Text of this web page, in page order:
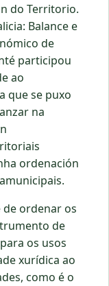
do Territorio.
Balance e
de
participou
ao
que se puxo
na
ordenación
de ordenar os
de
os usos
xurídica ao
como é o